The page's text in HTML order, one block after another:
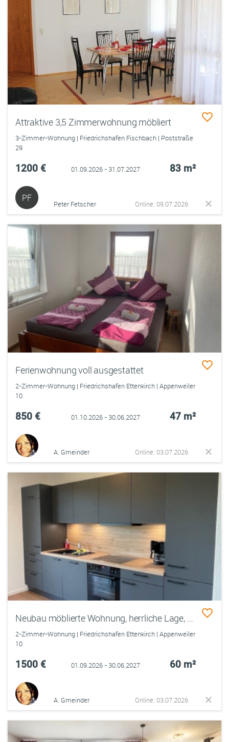
Attraktive 3,5 Zimmerwohnung möbliert
3-Zimmer-Wohnung | Friedrichshafen Fischbach | Poststraße
29
1200 € 01.09.2026 - 31.07.2027 83 m²
PF
Peter Fetscher Online: 09.07.2026
Ferienwohnung voll ausgestattet
2-Zimmer-Wohnung | Friedrichshafen Ettenkirch | Appenweiler
10
850 € 01.10.2026 - 30.06.2027 47 m²
A. Gmeinder Online: 03.07.2026
Neubau möblierte Wohnung, herrliche Lage, voll ausgestattet
2-Zimmer-Wohnung | Friedrichshafen Ettenkirch | Appenweiler
10
1500 € 01.09.2026 - 30.06.2027 60 m²
A. Gmeinder Online: 03.07.2026